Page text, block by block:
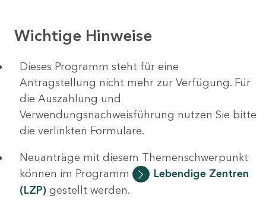
Wichtige Hinweise
Dieses Programm steht für eine
Antragstellung nicht mehr zur Verfügung. Für
die Auszahlung und
Verwendungsnachweisführung nutzen Sie bitte
die verlinkten Formulare.
Neuanträge mit diesem Themenschwerpunkt
können im Programm
Lebendige Zentren
(LZP) gestellt werden.